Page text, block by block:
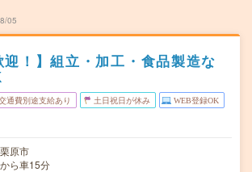
05
迎！】組立・加工・食品製造な
通費別途支給あり 土日祝日が休み WEB登録OK
原市
ら車15分